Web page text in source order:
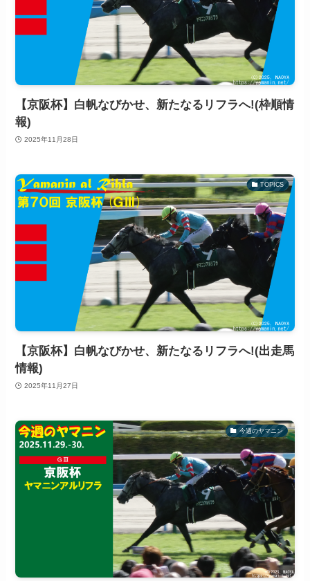
【京阪杯】白帆なびかせ、新たなるリフラへ!(枠順情
報)
2025年11月28日
TOPICS
【京阪杯】白帆なびかせ、新たなるリフラへ!(出走馬
情報)
2025年11月27日
今週のヤマニン